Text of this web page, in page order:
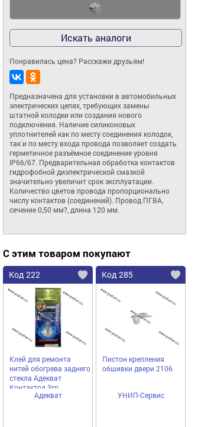
Искать аналоги
Понравилась цена? Расскажи друзьям!
Предназначена для установки в автомобильных
электрических цепях, требующих замены
штатной колодки или создания нового
подключения. Наличие силиконовых
уплотнителей как по месту соединения колодок,
так и по месту входа провода позволяет создать
герметичное разъёмное соединение уровня
IP66/67. Предварительная обработка контактов
гидрофобной диэлектрической смазкой
значительно увеличит срок эксплуатации.
Количество цветов провода пропорционально
числу контактов (соединений). Провод ПГВА,
сечение 0,50 мм?, длина 120 мм.
С этим товаром покупают
Код 222
Клей для ремонта
нитей обогрева заднего
стекла Адекват
Контактол 3гр
Адекват
Код 285
Пистон крепления
обшивки двери 2106
УНИП-Сервис